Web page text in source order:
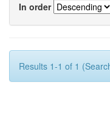
In order
Results 1-1 of 1